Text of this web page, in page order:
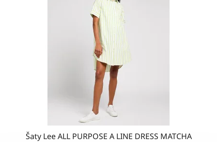
Šaty Lee ALL PURPOSE A LINE DRESS MATCHA